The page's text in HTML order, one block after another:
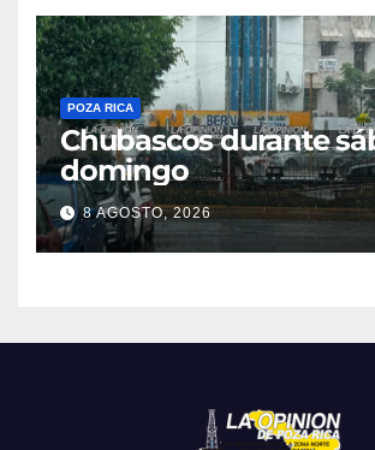
POZA RICA
Chubascos durante
domingo
8 AGOSTO, 2026